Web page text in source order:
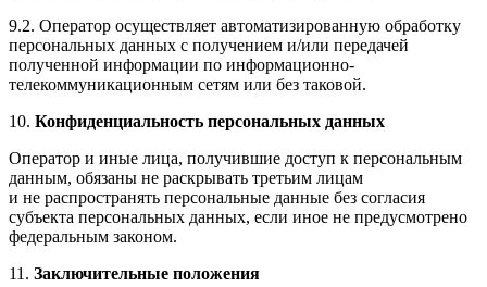
9.2. Оператор осуществляет автоматизированную обработку
персональных данных с получением и/или передачей
полученной информации по информационно-
телекоммуникационным сетям или без таковой.
10. Конфиденциальность персональных данных
Оператор и иные лица, получившие доступ к персональным
данным, обязаны не раскрывать третьим лицам
и не распространять персональные данные без согласия
субъекта персональных данных, если иное не предусмотрено
федеральным законом.
11. Заключительные положения